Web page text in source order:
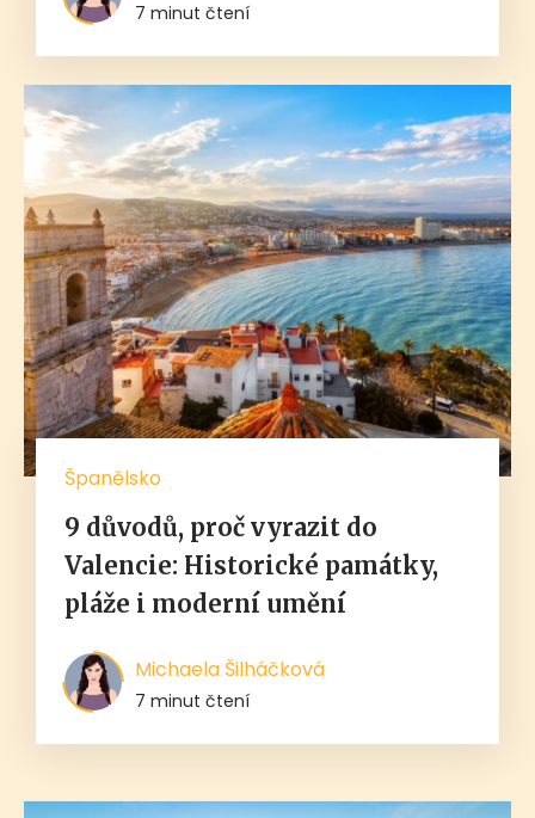
7 minut čtení
Španělsko
9 důvodů, proč vyrazit do
Valencie: Historické památky,
pláže i moderní umění
Michaela Šilháčková
7 minut čtení